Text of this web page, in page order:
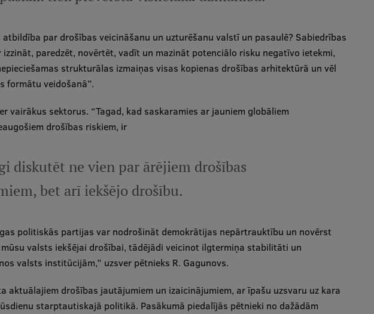
atbildība par drošības veicināšanu un uzturēšanu valstī un pasaulē? Sabiedrības
paredzēt, novērtēt, vadīt un mazināt potenciālo risku negatīvo ietekmi,
strukturālas izmaiņas visas kopienas drošības arhitektūrā un vēl
formātu veidošanā”.
vairākus sektorus. “Tagad, kad saskaramies ar jauniem globāliem
drošības riskiem, ir
diskutēt ne vien par ārējiem drošības
bet arī iekšējo drošību.
politiskās partijas var nodrošināt demokrātijas nepārtrauktību un novērst
valsts iekšējai drošībai, tādējādi veicinot ilgtermiņa stabilitāti un
valsts institūcijām,” uzsver pētnieks R. Gagunovs.
aktuālajiem drošības jautājumiem un izaicinājumiem, ar īpašu uzsvaru uz kara
starptautiskajā politikā. Pasākumā piedalījās pētnieki no dažādām